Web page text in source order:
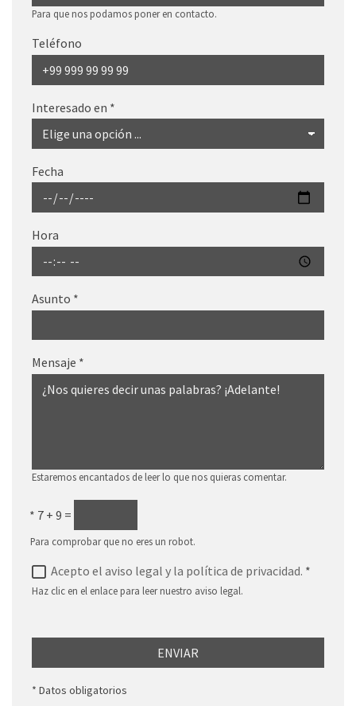
Para que nos podamos poner en contacto.
Teléfono
Interesado en *
Fecha
Hora
Asunto *
Mensaje *
Estaremos encantados de leer lo que nos quieras comentar.
* 7 + 9 =
Para comprobar que no eres un robot.
Acepto el aviso legal y la política de privacidad. *
Haz clic en el enlace para leer nuestro aviso legal.
ENVIAR
* Datos obligatorios